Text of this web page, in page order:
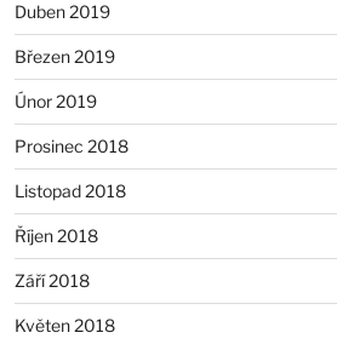
Duben 2019
Březen 2019
Únor 2019
Prosinec 2018
Listopad 2018
Říjen 2018
Září 2018
Květen 2018